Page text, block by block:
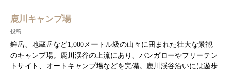
鹿川キャンプ場
投稿:
鉾岳、地蔵岳など1,000メートル級の山々に囲まれた壮大な景観
のキャンプ場。鹿川渓谷の上流にあり、バンガローやフリーテン
トサイト、オートキャンプ場などを完備。鹿川渓谷沿いには遊歩